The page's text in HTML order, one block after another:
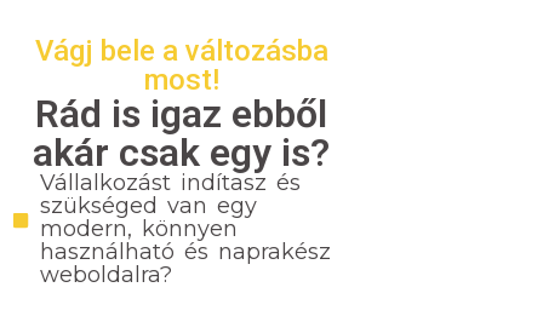
Vágj bele a változásba
most!
Rád is igaz ebből
akár csak egy is?
Vállalkozást indítasz és
szükséged van egy
modern, könnyen
használható és naprakész
weboldalra?